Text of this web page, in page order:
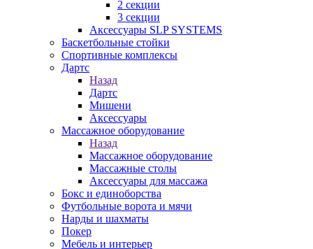
2 секции
3 секции
Аксессуары SLP SYSTEMS
Баскетбольные стойки
Спортивные комплексы
Дартс
Назад
Дартс
Мишени
Аксессуары
Массажное оборудование
Назад
Массажное оборудование
Массажные столы
Аксессуары для массажа
Бокс и единоборства
Футбольные ворота и мячи
Нарды и шахматы
Покер
Мебель и интерьер